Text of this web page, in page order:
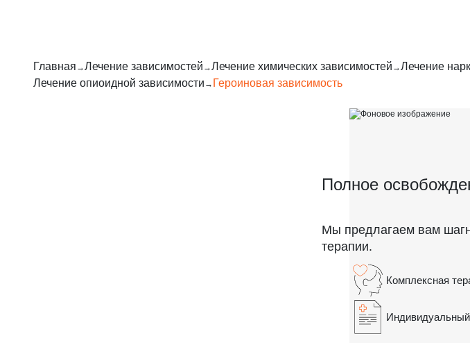
Главная Лечение зависимостей Лечение химических зависимостей Лечение
Лечение опиоидной зависимости
Героиновая зависимость
Полное
Мы предлагаем вам
терапии.
Комплексная